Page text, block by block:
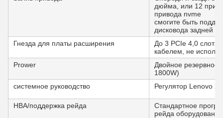
дюйма, или 12
привода nvme
смогите быть
дисковода задней
Гнезда для платы расширения
До 3 PCIe 4,0
кабелем, не
Prower
Двойное резервное
1800W)
системное руководство
Регулятор Lenovo
HBA/поддержка рейда
Стандартное
рейда